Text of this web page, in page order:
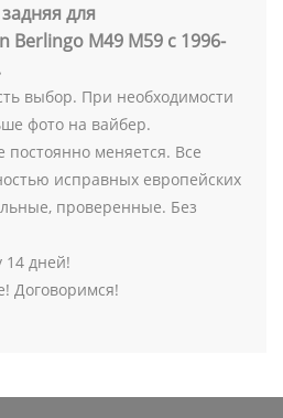
для
Berlingo M49 M59 с 1996-
выбор. При необходимости
фото на вайбер.
постоянно меняется. Все
исправных европейских
проверенные. Без
14 дней!
Договоримся!